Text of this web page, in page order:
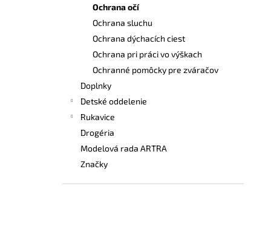
Ochrana očí
Ochrana sluchu
Ochrana dýchacích ciest
Ochrana pri práci vo výškach
Ochranné pomôcky pre zváračov
Doplnky
Detské oddelenie
Rukavice
Drogéria
Modelová rada ARTRA
Značky
VYSOKÁ BEZPEČNOSTNÁ OBUV UVEX 2
6935 S3 SRC TREND ČIERNA
€103,80